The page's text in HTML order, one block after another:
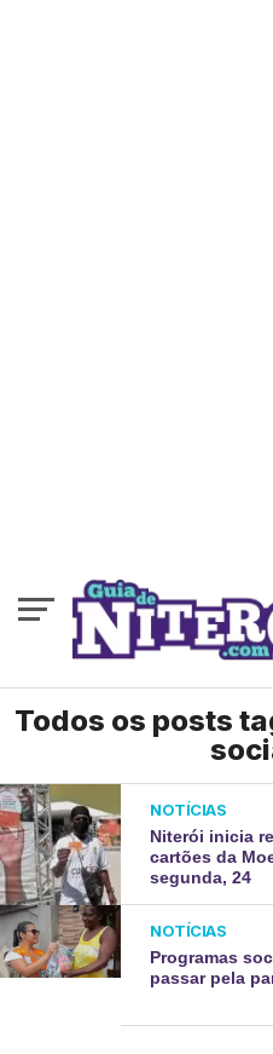
Todos os posts
NOTÍCIAS
Niterói inicia
cartões da
segunda, 24
NOTÍCIAS
Programas
passar pela